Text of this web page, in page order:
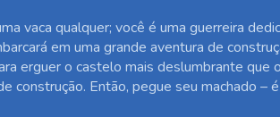
vaca qualquer; você é uma guerreira
em uma grande aventura de
erguer o castelo mais deslumbrante que
construção. Então, pegue seu machado –